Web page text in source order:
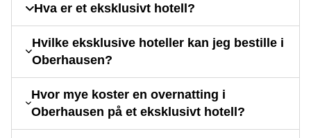
Hva er et eksklusivt hotell?
Hvilke eksklusive hoteller kan jeg bestille i
Oberhausen?
Hvor mye koster en overnatting i
Oberhausen på et eksklusivt hotell?